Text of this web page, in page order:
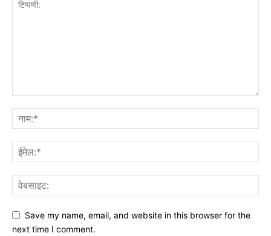
Save my name, email, and website in this browser for the
next time I comment.